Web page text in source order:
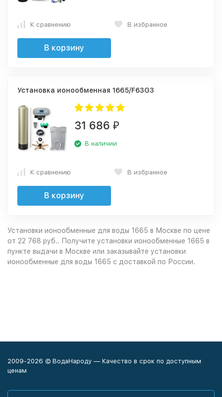
К сравнению В избранное
В корзину
Установка ионообменная 1665/F63G3
31 686 ₽
В наличии
К сравнению В избранное
В корзину
Установки ионообменные для воды 1665 в Москве по цене
от 22 768 руб.. Получите установки ионообменные 1665 в
пункте выдачи в Москве или заказывайте установки
ионообменные для воды 1665 с доставкой по России.
2009-2026 © ВодаНароду — Качество в срок по доступным
ценам